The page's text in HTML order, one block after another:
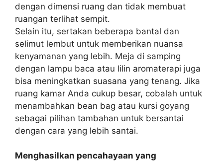
dengan dimensi ruang dan tidak membuat
ruangan terlihat sempit.
Selain itu, sertakan beberapa bantal dan
selimut lembut untuk memberikan nuansa
kenyamanan yang lebih. Meja di samping
dengan lampu baca atau lilin aromaterapi juga
bisa meningkatkan suasana yang tenang. Jika
ruang kamar Anda cukup besar, cobalah untuk
menambahkan bean bag atau kursi goyang
sebagai pilihan tambahan untuk bersantai
dengan cara yang lebih santai.
Menghasilkan pencahayaan yang